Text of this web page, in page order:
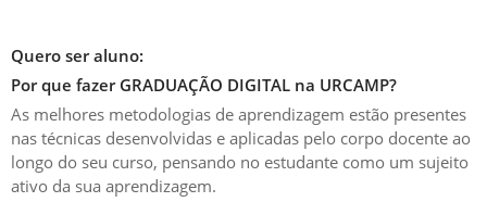
Quero ser aluno:
Por que fazer GRADUAÇÃO DIGITAL na URCAMP?
As melhores metodologias de aprendizagem estão presentes
nas técnicas desenvolvidas e aplicadas pelo corpo docente ao
longo do seu curso, pensando no estudante como um sujeito
ativo da sua aprendizagem.